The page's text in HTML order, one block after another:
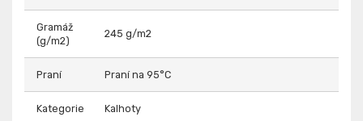
Gramáž
(g/m2)
245 g/m2
Praní Praní na 95°C
Kategorie Kalhoty